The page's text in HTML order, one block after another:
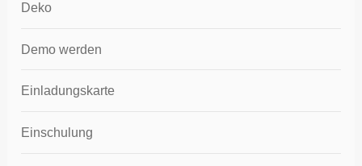
Deko
Demo werden
Einladungskarte
Einschulung